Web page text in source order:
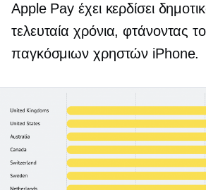
Apple Pay έχει κερδίσει
τελευταία χρόνια, φτάνοντας
παγκόσμιων χρηστών iPhone.